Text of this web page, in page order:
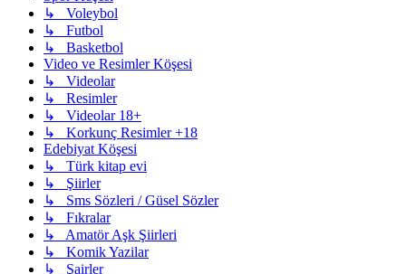
↳ Voleybol
↳ Futbol
↳ Basketbol
Video ve Resimler Köşesi
↳ Videolar
↳ Resimler
↳ Videolar 18+
↳ Korkunç Resimler +18
Edebiyat Köşesi
↳ Türk kitap evi
↳ Şiirler
↳ Sms Sözleri / Güsel Sözler
↳ Fıkralar
↳ Amatör Aşk Şiirleri
↳ Komik Yazilar
↳ Şairler